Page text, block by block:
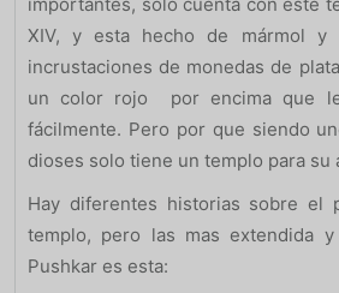
XIV, y esta hecho de mármol y
incrustaciones de monedas de
un color rojo por encima que
fácilmente. Pero por que siendo
dioses solo tiene un templo para su
Hay diferentes historias sobre el
templo, pero las mas extendida
Pushkar es esta: